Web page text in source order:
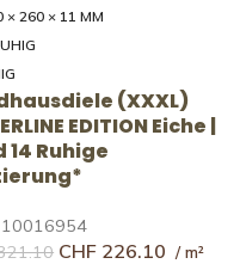
5 × 20 MM
(XXXL)
Eiche |
46 Rustikale
10143897
CHF 167.68